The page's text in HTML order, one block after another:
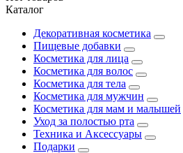
Каталог
Декоративная косметика
Пищевые добавки
Косметика для лица
Косметика для волос
Косметика для тела
Косметика для мужчин
Косметика для мам и малышей
Уход за полостью рта
Техника и Аксессуары
Подарки